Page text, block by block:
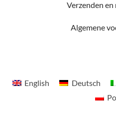
Verzenden
Algemene
English Deutsch